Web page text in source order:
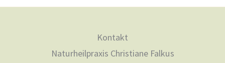
Mitochondrien
Kontakt
Naturheilpraxis Christiane Falkus